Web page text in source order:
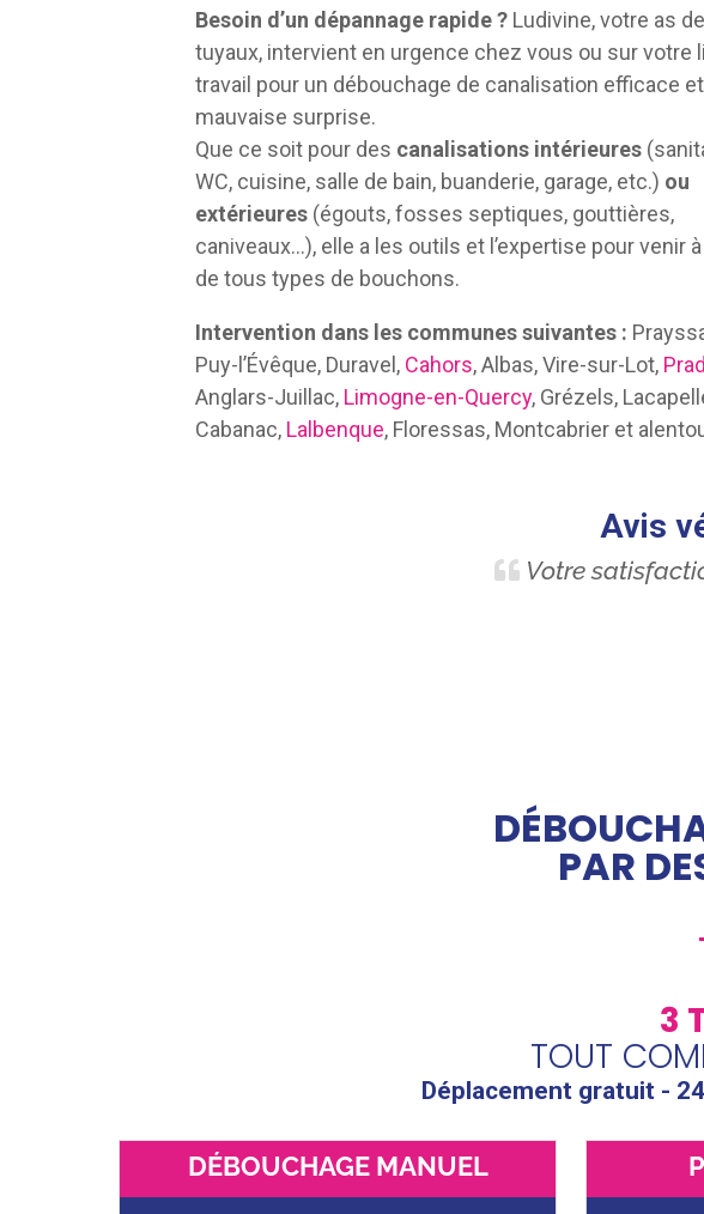
Besoin d’un dépannage rapide ? Ludivine, votre as
tuyaux, intervient en urgence chez vous ou sur votre
travail pour un débouchage de canalisation efficace
mauvaise surprise.
Que ce soit pour des canalisations intérieures
WC, cuisine, salle de bain, buanderie, garage, etc.) ou
extérieures (égouts, fosses septiques, gouttières,
caniveaux…), elle a les outils et l’expertise pour venir
de tous types de bouchons.
Intervention dans les communes suivantes :
Puy-l’Évêque, Duravel, Cahors, Albas, Vire-sur-Lot,
Anglars-Juillac, Limogne-en-Quercy, Grézels,
Cabanac, Lalbenque, Floressas, Montcabrier et
Avis
Votre
PAR
3
TOUT
Déplacement gratuit -
DÉBOUCHAGE MANUEL